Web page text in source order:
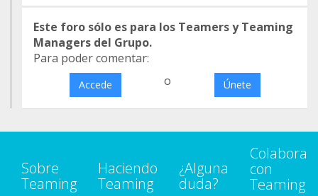
Este foro sólo es para los Teamers y Teaming
Managers del Grupo.
Para poder comentar:
Accede o Únete
Sobre
Teaming
Haciendo
Teaming
¿Alguna
duda?
Colabora
con
Teaming